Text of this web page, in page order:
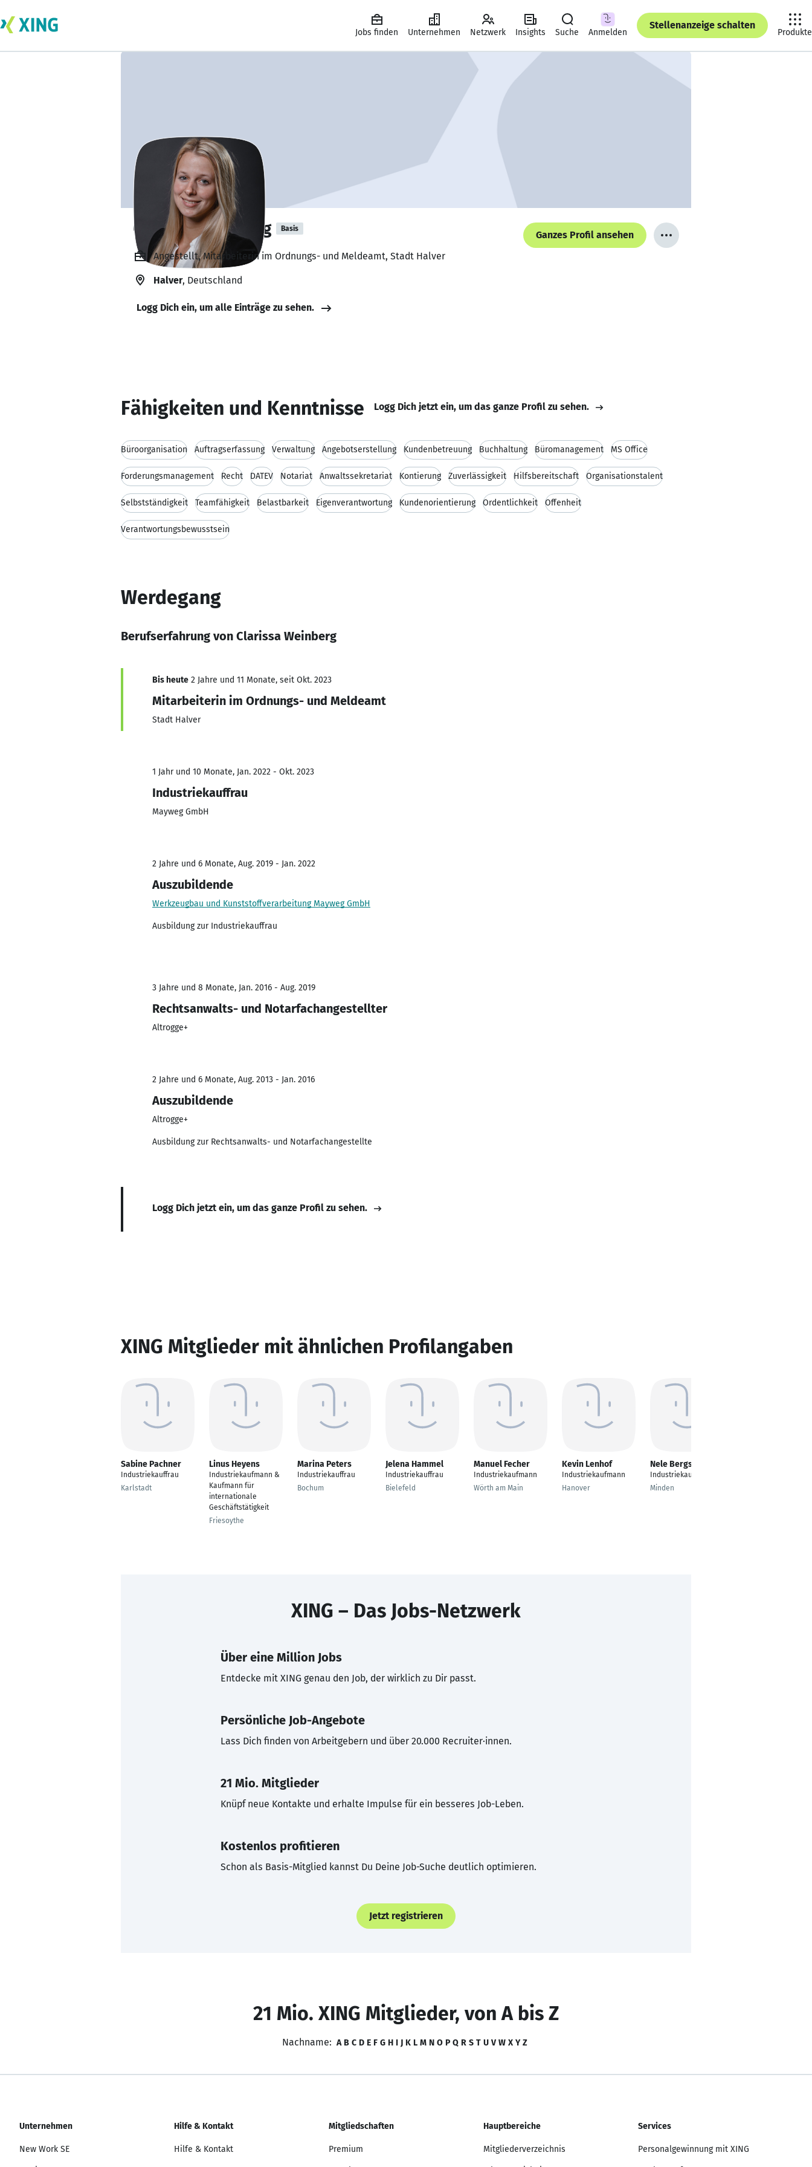
Jobs finden Unternehmen Netzwerk Insights Suche Anmelden
Stellenanzeige schalten
Produkte
Clarissa Weinberg Basis
Ganzes Profil ansehen
Angestellt, Mitarbeiterin im Ordnungs- und Meldeamt, Stadt Halver
Halver, Deutschland
Logg Dich ein, um alle Einträge zu sehen.
Fähigkeiten und Kenntnisse Logg Dich jetzt ein, um das ganze Profil zu sehen.
Büroorganisation Auftragserfassung Verwaltung Angebotserstellung Kundenbetreuung Buchhaltung Büromanagement MS Office
Forderungsmanagement Recht DATEV Notariat Anwaltssekretariat Kontierung Zuverlässigkeit Hilfsbereitschaft Organisationstalent
Selbstständigkeit Teamfähigkeit Belastbarkeit Eigenverantwortung Kundenorientierung Ordentlichkeit Offenheit
Verantwortungsbewusstsein
Werdegang
Berufserfahrung von Clarissa Weinberg
Bis heute 2 Jahre und 11 Monate, seit Okt. 2023
Mitarbeiterin im Ordnungs- und Meldeamt
Stadt Halver
1 Jahr und 10 Monate, Jan. 2022 - Okt. 2023
Industriekauffrau
Mayweg GmbH
2 Jahre und 6 Monate, Aug. 2019 - Jan. 2022
Auszubildende
Werkzeugbau und Kunststoffverarbeitung Mayweg GmbH
Ausbildung zur Industriekauffrau
3 Jahre und 8 Monate, Jan. 2016 - Aug. 2019
Rechtsanwalts- und Notarfachangestellter
Altrogge+
2 Jahre und 6 Monate, Aug. 2013 - Jan. 2016
Auszubildende
Altrogge+
Ausbildung zur Rechtsanwalts- und Notarfachangestellte
Logg Dich jetzt ein, um das ganze Profil zu sehen.
XING Mitglieder mit ähnlichen Profilangaben
Sabine Pachner
Industriekauffrau
Karlstadt
Linus Heyens
Industriekaufmann &
Kaufmann für
internationale
Geschäftstätigkeit
Friesoythe
Marina Peters
Industriekauffrau
Bochum
Jelena Hammel
Industriekauffrau
Bielefeld
Manuel Fecher
Industriekaufmann
Wörth am Main
Kevin Lenhof
Industriekaufmann
Hanover
Nele Bergsieker
Industriekauffrau
Minden
XING – Das Jobs-Netzwerk
Über eine Million Jobs
Entdecke mit XING genau den Job, der wirklich zu Dir passt.
Persönliche Job-Angebote
Lass Dich finden von Arbeitgebern und über 20.000 Recruiter·innen.
21 Mio. Mitglieder
Knüpf neue Kontakte und erhalte Impulse für ein besseres Job-Leben.
Kostenlos profitieren
Schon als Basis-Mitglied kannst Du Deine Job-Suche deutlich optimieren.
Jetzt registrieren
21 Mio. XING Mitglieder, von A bis Z
Nachname: A B C D E F G H I J K L M N O P Q R S T U V W X Y Z
Unternehmen
New Work SE
Hilfe & Kontakt
Hilfe & Kontakt
Mitgliedschaften
Premium
Hauptbereiche
Mitgliederverzeichnis
Services
Personalgewinnung mit XING